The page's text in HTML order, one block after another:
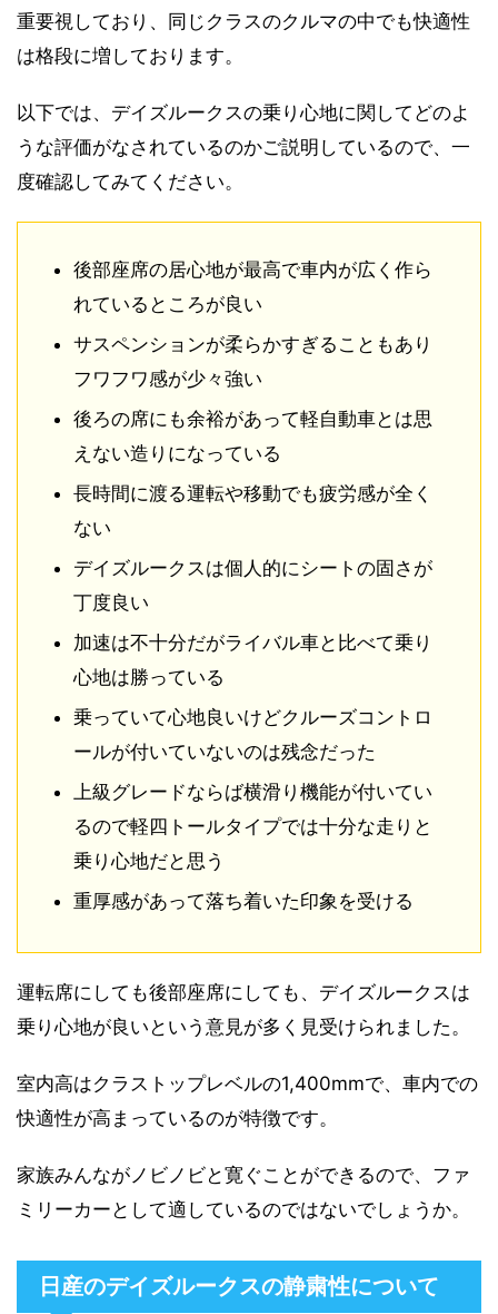
重要視しており、同じクラスのクルマの中でも快適性
は格段に増しております。
以下では、デイズルークスの乗り心地に関してどのよ
うな評価がなされているのかご説明しているので、一
度確認してみてください。
後部座席の居心地が最高で車内が広く作ら
れているところが良い
サスペンションが柔らかすぎることもあり
フワフワ感が少々強い
後ろの席にも余裕があって軽自動車とは思
えない造りになっている
長時間に渡る運転や移動でも疲労感が全く
ない
デイズルークスは個人的にシートの固さが
丁度良い
加速は不十分だがライバル車と比べて乗り
心地は勝っている
乗っていて心地良いけどクルーズコントロ
ールが付いていないのは残念だった
上級グレードならば横滑り機能が付いてい
るので軽四トールタイプでは十分な走りと
乗り心地だと思う
重厚感があって落ち着いた印象を受ける
運転席にしても後部座席にしても、デイズルークスは
乗り心地が良いという意見が多く見受けられました。
室内高はクラストップレベルの1,400mmで、車内での
快適性が高まっているのが特徴です。
家族みんながノビノビと寛ぐことができるので、ファ
ミリーカーとして適しているのではないでしょうか。
日産のデイズルークスの静粛性について